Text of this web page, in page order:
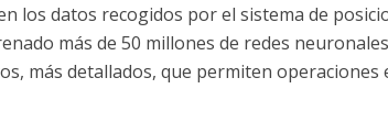
los datos recogidos por el sistema de
más de 50 millones de redes
más detallados, que permiten operaciones